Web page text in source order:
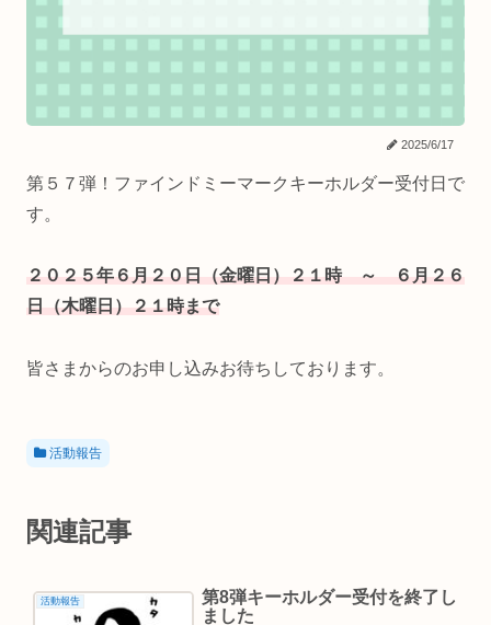
2025/6/17
第５７弾！ファインドミーマークキーホルダー受付日で
す。
２０２５年６月２０日（金曜日）２１時 ～ ６月２６
日（木曜日）２１時まで
皆さまからのお申し込みお待ちしております。
活動報告
関連記事
活動報告
第8弾キーホルダー受付を終了し
ました